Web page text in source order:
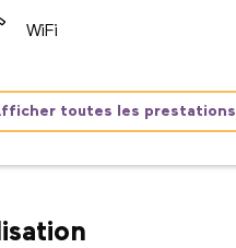
WiFi
toutes les prestations